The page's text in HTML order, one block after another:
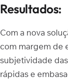
Resultados:
Com a nova
com margem de
subjetividade
rápidas e